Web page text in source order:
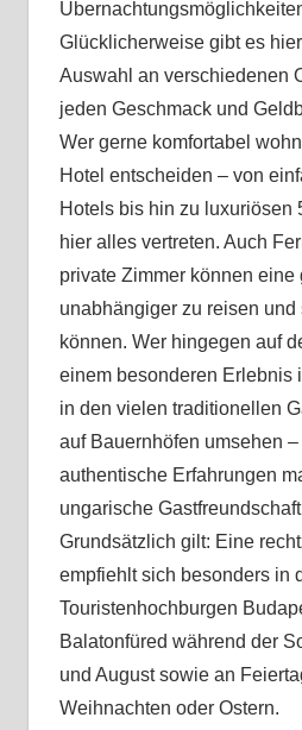
Glücklicherweise gibt es
Auswahl an verschiedenen
jeden Geschmack und
Wer gerne komfortabel
Hotel entscheiden – von
Hotels bis hin zu luxuriösen
hier alles vertreten. Auch
private Zimmer können eine
unabhängiger zu reisen und
können. Wer hingegen auf
einem besonderen Erlebnis
in den vielen traditionellen
auf Bauernhöfen umsehen
authentische Erfahrungen
ungarische
Grundsätzlich gilt: Eine
empfiehlt sich besonders in
Touristenhochburgen
Balatonfüred während der
und August sowie an
Weihnachten oder Ostern.